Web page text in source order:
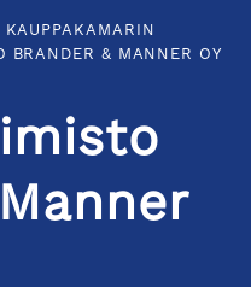
KAUPPAKAMARIN
BRANDER & MANNER OY